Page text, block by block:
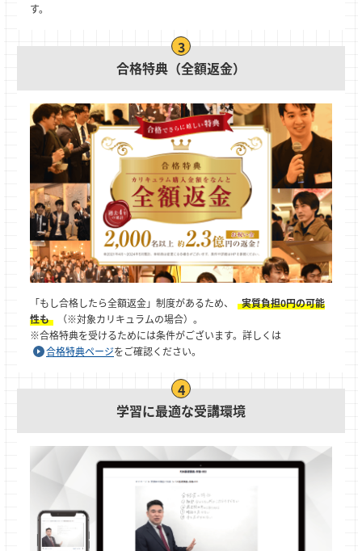
す。
合格特典（全額返金）
「もし合格したら全額返金」制度があるため、
実質負担0円の可能
性も
（※対象カリキュラムの場合）。
※合格特典を受けるためには条件がございます。詳しくは
合格特典ページをご確認ください。
学習に最適な受講環境